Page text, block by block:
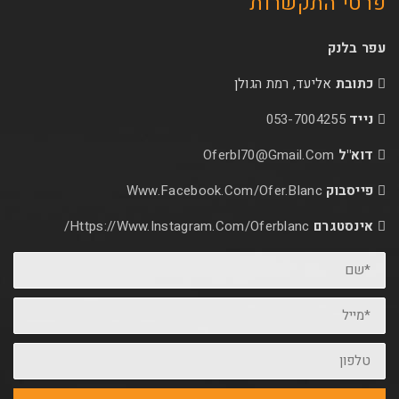
רמת הגולן
053-
Www.facebook.com/
Https://www.instagram.com/oferblanc/